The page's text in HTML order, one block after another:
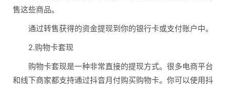
售这些商品。
通过转售获得的资金提现到你的银行卡或支付账户中。
2.购物卡套现
购物卡套现是一种非常直接的提现方式。很多电商平台
和线下商家都支持通过抖音月付购买购物卡。你可以使用抖